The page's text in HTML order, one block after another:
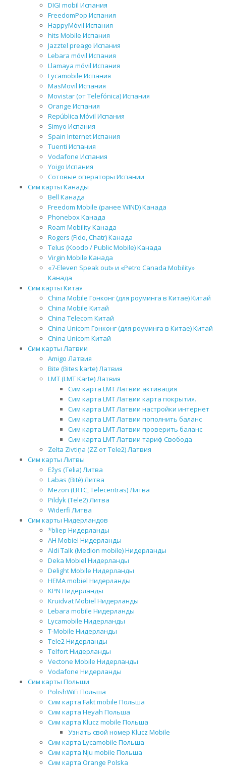
DIGI mobil Испания
FreedomPop Испания
HappyMóvil Испания
hits Mobile Испания
Jazztel preago Испания
Lebara móvil Испания
Llamaya móvil Испания
Lycamobile Испания
MasMovil Испания
Movistar (от Telefónica) Испания
Orange Испания
República Móvil Испания
Simyo Испания
Spain Internet Испания
Tuenti Испания
Vodafone Испания
Yoigo Испания
Сотовые операторы Испании
Сим карты Канады
Bell Канада
Freedom Mobile (ранее WIND) Канада
Phonebox Канада
Roam Mobility Канада
Rogers (Fido, Chatr) Канада
Telus (Koodo / Public Mobile) Канада
Virgin Mobile Канада
«7-Eleven Speak out» и «Petro Canada Mobility»
Канада
Сим карты Китая
China Mobile Гонконг (для роуминга в Китае) Китай
China Mobile Китай
China Telecom Китай
China Unicom Гонконг (для роуминга в Китае) Китай
China Unicom Китай
Сим карты Латвии
Amigo Латвия
Bite (Bites karte) Латвия
LMT (LMT Karte) Латвия
Сим карта LMT Латвии активация
Сим карта LMT Латвии карта покрытия.
Сим карта LMT Латвии настройки интернет
Сим карта LMT Латвии пополнить баланс
Сим карта LMT Латвии проверить баланс
Сим карта LMT Латвии тариф Свобода
Zelta Zivtiņa (ZZ от Tele2) Латвия
Сим карты Литвы
Ežys (Telia) Литва
Labas (Bitė) Литва
Mezon (LRTC, Telecentras) Литва
Pildyk (Tele2) Литва
Widerfi Литва
Сим карты Нидерландов
*bliep Нидерланды
AH Mobiel Нидерланды
Aldi Talk (Medion mobile) Нидерланды
Deka Mobiel Нидерланды
Delight Mobile Нидерланды
HEMA mobiel Нидерланды
KPN Нидерланды
Kruidvat Mobiel Нидерланды
Lebara mobile Нидерланды
Lycamobile Нидерланды
T-Mobile Нидерланды
Tele2 Нидерланды
Telfort Нидерланды
Vectone Mobile Нидерланды
Vodafone Нидерланды
Сим карты Польши
PolishWiFi Польша
Сим карта Fakt mobile Польша
Сим карта Heyah Польша
Сим карта Klucz mobile Польша
Узнать свой номер Klucz Mobile
Сим карта Lycamobile Польша
Сим карта Nju mobile Польша
Сим карта Orange Polska